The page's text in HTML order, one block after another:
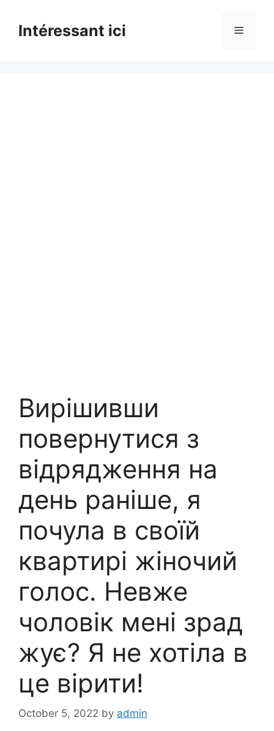
contentIntéressant ici Menu
Вирішивши
повернутися з
відрядження на
день раніше, я
почула в своїй
квартирі жіночий
голос. Невже
чоловік мені зрад
жує? Я не хотіла в
це вірити!
October 5, 2022 by admin